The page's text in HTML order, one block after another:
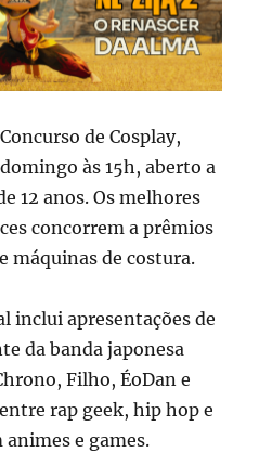
de Cosplay,
às 15h, aberto a
12 anos. Os melhores
concorrem a prêmios
máquinas de costura.
inclui apresentações de
da banda japonesa
Filho, ÉoDan e
rap geek, hip hop e
animes e games.